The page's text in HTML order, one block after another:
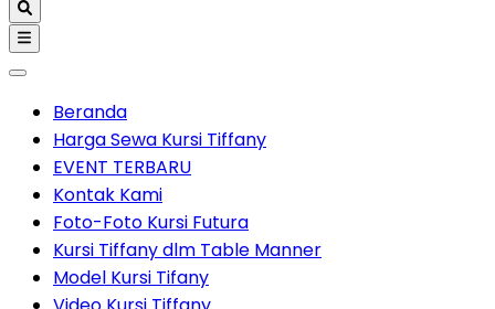
Beranda
Harga Sewa Kursi Tiffany
EVENT TERBARU
Kontak Kami
Foto-Foto Kursi Futura
Kursi Tiffany dlm Table Manner
Model Kursi Tifany